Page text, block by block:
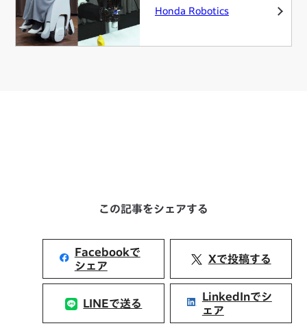
Honda Robotics
この記事をシェアする
Facebookで
シェア
Xで投稿する
LINEで送る
LinkedInでシ
ェア